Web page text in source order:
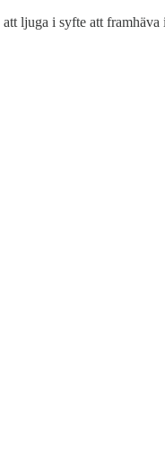
ljuga i syfte att